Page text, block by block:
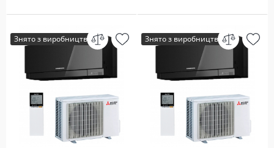
Знято з виробництва Знято з виробництва